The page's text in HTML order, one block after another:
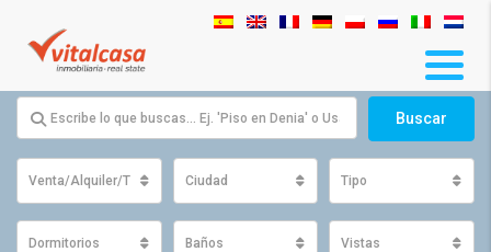
Buscar
Venta/Alquiler/Traspaso Ciudad Tipo
Dormitorios Baños Vistas